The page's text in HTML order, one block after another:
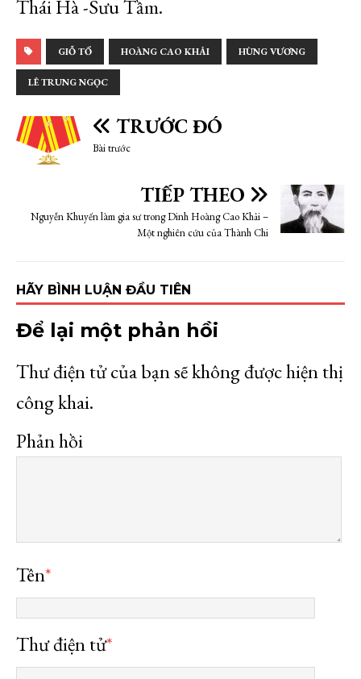
Thái Hà -Sưu Tầm.
GIỖ TỔ HOÀNG CAO KHẢI HÙNG VƯƠNG
LÊ TRUNG NGỌC
TRƯỚC ĐÓ
Bài trước
TIẾP THEO
Nguyễn Khuyến làm gia sư trong Dinh Hoàng Cao Khải –
Một nghiên cứu của Thành Chi
HÃY BÌNH LUẬN ĐẦU TIÊN
Để lại một phản hồi
Thư điện tử của bạn sẽ không được hiện thị
công khai.
Phản hồi
Tên*
Thư điện tử*